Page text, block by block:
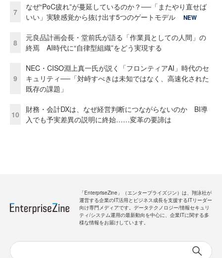
7
なぜ“PoC疲れ”が蔓延しているのか？──「またやり直せば
いい」実験感覚から抜け出す5つのゲートモデル
NEW
8
元良品計画会長・堂前氏が語る「作業員としての人間」の
終焉 AI時代に“自律型組織”をどう実現する
9
NEC・CISO淵上真一氏が説く「フロンティアAI」時代のセ
キュリティ──「対峙すべきは未知ではなく、高速化された
既存の課題」
10
財務・会計DXは、なぜ経営判断につながらないのか BI導
入でも予実差異の説明に終始……変革の要諦は
「EnterpriseZine」（エンタープライズジン）は、翔泳社が
運営する企業のIT活用とビジネス成長を支援するITリーダー
向け専門メディアです。データテクノロジー/情報セキュリ
ティ/システム運用の最新動向を中心に、企業ITに関する多
様な情報をお届けしています。